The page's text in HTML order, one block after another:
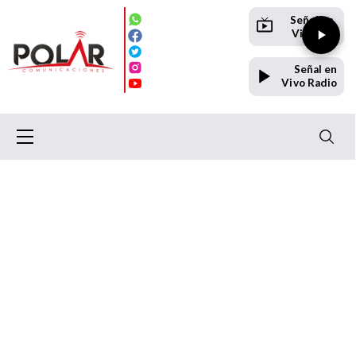
Señal en
Vivo TV
Señal en
Vivo Radio